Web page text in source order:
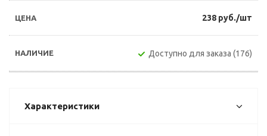
238 руб./шт
Доступно для заказа (176)
Характеристики